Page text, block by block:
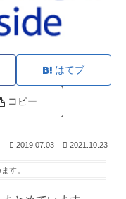
はてブ
コピー
2019.07.03 2021.10.23
す。